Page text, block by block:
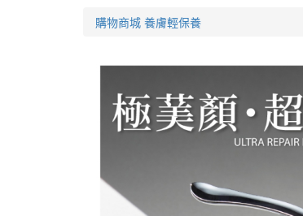
購物商城 養膚輕保養